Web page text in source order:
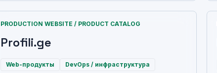
PRODUCTION WEBSITE / PRODUCT CATALOG
Profili.ge
Web-продукты DevOps / инфраструктура